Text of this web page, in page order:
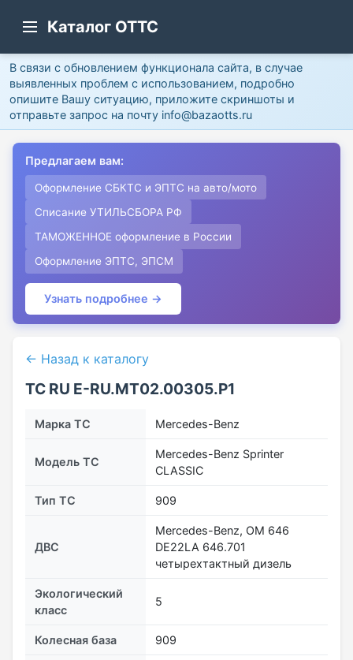
Каталог ОТТС
В связи с обновлением функционала сайта, в случае
выявленных проблем с использованием, подробно
опишите Вашу ситуацию, приложите скриншоты и
отправьте запрос на почту info@bazaotts.ru
Предлагаем вам:
Оформление СБКТС и ЭПТС на авто/мото
Списание УТИЛЬСБОРА РФ
ТАМОЖЕННОЕ оформление в России
Оформление ЭПТС, ЭПСМ
Узнать подробнее →
← Назад к каталогу
ТС RU Е-RU.МТ02.00305.Р1
Марка ТС Mercedes-Benz
Модель ТС
Mercedes-Benz Sprinter
CLASSIC
Тип ТС 909
ДВС
Mercedes-Benz, OM 646
DE22LA 646.701
четырехтактный дизель
Экологический
класс
5
Колесная база 909